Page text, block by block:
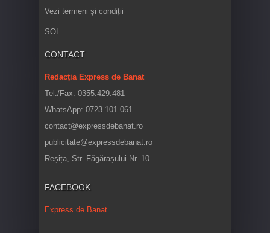
Vezi termeni și condiții
SOL
CONTACT
Redacția Express de Banat
Tel./Fax: 0355.429.481
WhatsApp: 0723.101.061
contact@expressdebanat.ro
publicitate@expressdebanat.ro
Reșița, Str. Făgărașului Nr. 10
FACEBOOK
Express de Banat